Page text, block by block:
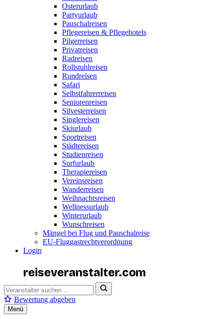
Osterurlaub
Partyurlaub
Pauschalreisen
Pflegereisen & Pflegehotels
Pilgerreisen
Privatreisen
Radreisen
Rollstuhlreisen
Rundreisen
Safari
Selbstfahrerreisen
Seniorenreisen
Silvesterreisen
Singlereisen
Skiurlaub
Sportreisen
Städtereisen
Studienreisen
Surfurlaub
Therapiereisen
Vereinsreisen
Wanderreisen
Weihnachtsreisen
Wellnessurlaub
Winterurlaub
Wunschreisen
Mängel bei Flug und Pauschalreise
EU-Fluggastrechtverordnung
Login
reiseveranstalter.com
Bewertung abgeben
Menü